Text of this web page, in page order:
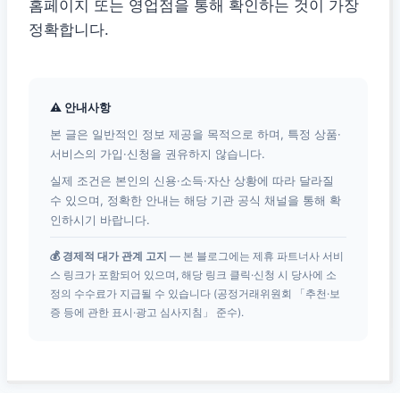
홈페이지 또는 영업점을 통해 확인하는 것이 가장
정확합니다.
⚠ 안내사항
본 글은 일반적인 정보 제공을 목적으로 하며, 특정 상품·
서비스의 가입·신청을 권유하지 않습니다.
실제 조건은 본인의 신용·소득·자산 상황에 따라 달라질
수 있으며, 정확한 안내는 해당 기관 공식 채널을 통해 확
인하시기 바랍니다.
💰 경제적 대가 관계 고지 — 본 블로그에는 제휴 파트너사 서비
스 링크가 포함되어 있으며, 해당 링크 클릭·신청 시 당사에 소
정의 수수료가 지급될 수 있습니다 (공정거래위원회 「추천·보
증 등에 관한 표시·광고 심사지침」 준수).